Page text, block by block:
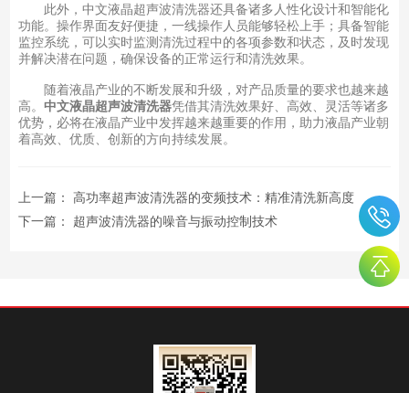
此外，中文液晶超声波清洗器还具备诸多人性化设计和智能化
功能。操作界面友好便捷，一线操作人员能够轻松上手；具备智能
监控系统，可以实时监测清洗过程中的各项参数和状态，及时发现
并解决潜在问题，确保设备的正常运行和清洗效果。
随着液晶产业的不断发展和升级，对产品质量的要求也越来越
高。 中文液晶超声波清洗器凭借其清洗效果好、高效、灵活等诸多
优势，必将在液晶产业中发挥越来越重要的作用，助力液晶产业朝
着高效、优质、创新的方向持续发展。
上一篇： 高功率超声波清洗器的变频技术：精准清洗新高度
下一篇： 超声波清洗器的噪音与振动控制技术